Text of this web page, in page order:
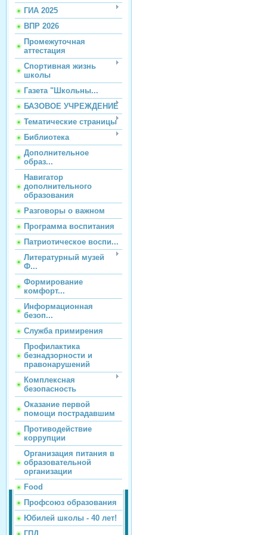
ГИА 2025
ВПР 2026
Промежуточная
аттестация
Спортивная жизнь
школы
Газета "Школьны...
БАЗОВОЕ УЧРЕЖДЕНИЕ
Тематические страницы
Библиотека
Дополнительное
образ...
Навигатор
дополнительного
образования
Разговоры о важном
Программа воспитания
Патриотическое воспи...
Литературный музей
Ф...
Формирование
комфорт...
Информационная
безоп...
Служба примирения
Профилактика
безнадзорности и
правонарушений
Комплексная
безопасность
Оказание первой
помощи пострадавшим
Противодействие
коррупции
Организация питания в
образовательной
организации
Food
Профсоюз образования
Юбилей школы - 40 лет!